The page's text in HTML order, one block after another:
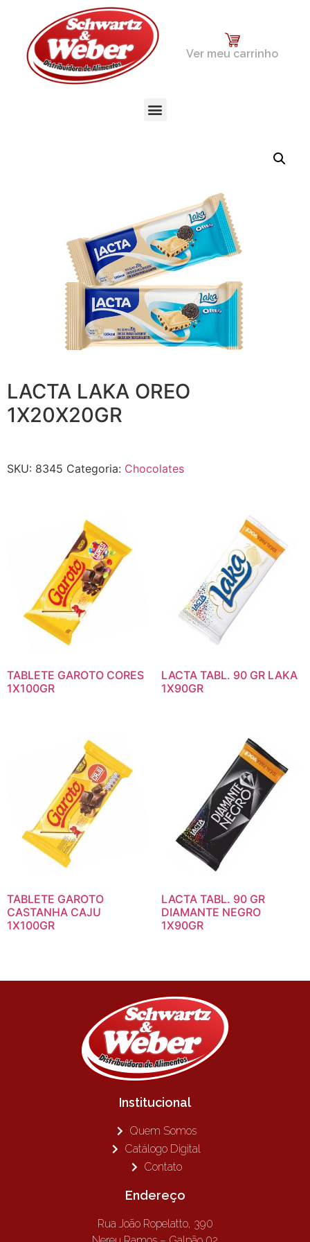
Ver meu carrinho
LACTA LAKA OREO
1X20X20GR
SKU: 8345 Categoria: Chocolates
TABLETE GAROTO CORES
1X100GR
LACTA TABL. 90 GR LAKA
1X90GR
TABLETE GAROTO
CASTANHA CAJU
1X100GR
LACTA TABL. 90 GR
DIAMANTE NEGRO
1X90GR
Institucional
Quem Somos
Catálogo Digital
Contato
Endereço
Rua João Ropelatto, 390